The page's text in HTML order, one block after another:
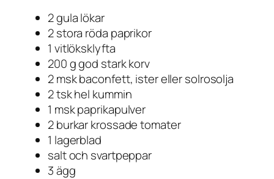
2 gula lökar
2 stora röda paprikor
1 vitlöksklyfta
200 g god stark korv
2 msk baconfett, ister eller solrosolja
2 tsk hel kummin
1 msk paprikapulver
2 burkar krossade tomater
1 lagerblad
salt och svartpeppar
3 ägg